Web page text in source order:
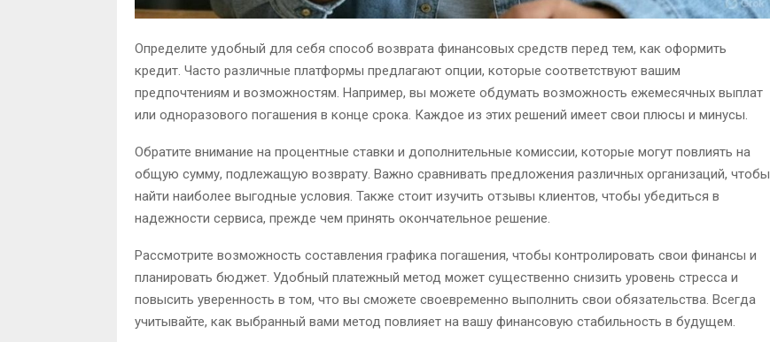
Определите удобный для себя способ возврата финансовых средств перед тем, как оформить
кредит. Часто различные платформы предлагают опции, которые соответствуют вашим
предпочтениям и возможностям. Например, вы можете обдумать возможность ежемесячных выплат
или одноразового погашения в конце срока. Каждое из этих решений имеет свои плюсы и минусы.
Обратите внимание на процентные ставки и дополнительные комиссии, которые могут повлиять на
общую сумму, подлежащую возврату. Важно сравнивать предложения различных организаций, чтобы
найти наиболее выгодные условия. Также стоит изучить отзывы клиентов, чтобы убедиться в
надежности сервиса, прежде чем принять окончательное решение.
Рассмотрите возможность составления графика погашения, чтобы контролировать свои финансы и
планировать бюджет. Удобный платежный метод может существенно снизить уровень стресса и
повысить уверенность в том, что вы сможете своевременно выполнить свои обязательства. Всегда
учитывайте, как выбранный вами метод повлияет на вашу финансовую стабильность в будущем.